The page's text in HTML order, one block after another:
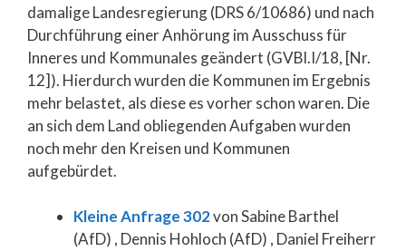
damalige Landesregierung (DRS 6/10686) und nach
Durchführung einer Anhörung im Ausschuss für
Inneres und Kommunales geändert (GVBl.I/18, [Nr.
12]). Hierdurch wurden die Kommunen im Ergebnis
mehr belastet, als diese es vorher schon waren. Die
an sich dem Land obliegenden Aufgaben wurden
noch mehr den Kreisen und Kommunen
aufgebürdet.
Kleine Anfrage 302von Sabine Barthel
(AfD) , Dennis Hohloch (AfD) , Daniel Freiherr